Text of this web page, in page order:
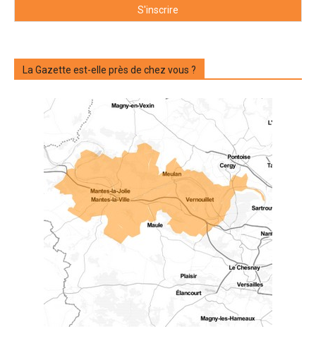
La Gazette est-elle près de chez vous ?